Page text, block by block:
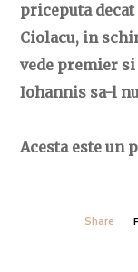
priceputa
Ciolacu, in
vede premier
Iohannis sa-l
Acesta este un
Share